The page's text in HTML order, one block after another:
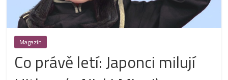
Magazín
Co právě letí: Japonci milují